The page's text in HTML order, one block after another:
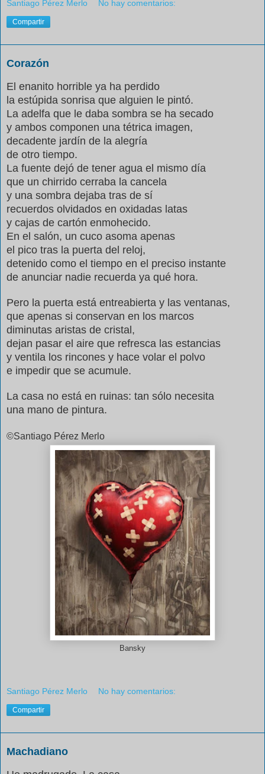
Santiago Pérez Merlo No hay comentarios:
Compartir
Corazón
El enanito horrible ya ha perdido
la estúpida sonrisa que alguien le pintó.
La adelfa que le daba sombra se ha secado
y ambos componen una tétrica imagen,
decadente jardín de la alegría
de otro tiempo.
La fuente dejó de tener agua el mismo día
que un chirrido cerraba la cancela
y una sombra dejaba tras de sí
recuerdos olvidados en oxidadas latas
y cajas de cartón enmohecido.
En el salón, un cuco asoma apenas
el pico tras la puerta del reloj,
detenido como el tiempo en el preciso instante
de anunciar nadie recuerda ya qué hora.
Pero la puerta está entreabierta y las ventanas,
que apenas si conservan en los marcos
diminutas aristas de cristal,
dejan pasar el aire que refresca las estancias
y ventila los rincones y hace volar el polvo
e impedir que se acumule.
La casa no está en ruinas: tan sólo necesita
una mano de pintura.
©Santiago Pérez Merlo
Bansky
Santiago Pérez Merlo No hay comentarios:
Compartir
Machadiano